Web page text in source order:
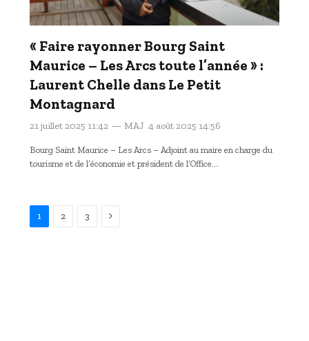
« Faire rayonner Bourg Saint
Maurice – Les Arcs toute l’année » :
Laurent Chelle dans Le Petit
Montagnard
21 juillet 2025 11:42 MAJ 4 août 2025 14:56
Bourg Saint Maurice – Les Arcs – Adjoint au maire en charge du
tourisme et de l’économie et président de l’Office…
1 2 3 Suivant